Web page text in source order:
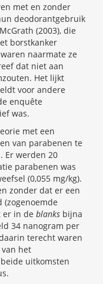
met en zonder
deodorantgebruik
(2003), die
borstkanker
naarmate ze
dat niet aan
Het lijkt
voor andere
enquête
was.
met een
van parabenen te
Er werden 20
parabenen was
(0,055 mg/kg).
zonder dat er een
(zogenoemde
er in de blanks bijna
34 nanogram per
terecht waren
het
uitkomsten